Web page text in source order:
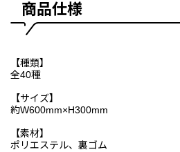
商品仕様
【種類】
全40種
【サイズ】
約W600mm×H300mm
【素材】
ポリエステル、裏ゴム